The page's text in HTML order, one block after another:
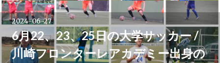
2024-06-27
6月22、23、25日の大学サッカー /
川崎フロンターレアカデミー出身の